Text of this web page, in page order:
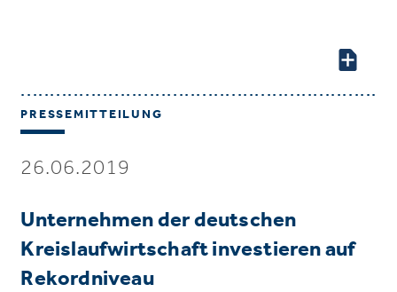
PRESSEMITTEILUNG
26.06.2019
Unternehmen der deutschen
Kreislaufwirtschaft investieren auf
Rekordniveau